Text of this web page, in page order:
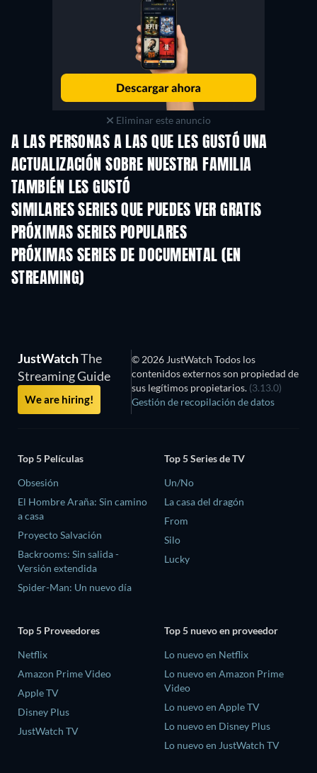
Eliminar este anuncio
A LAS PERSONAS A LAS QUE LES GUSTÓ UNA
ACTUALIZACIÓN SOBRE NUESTRA FAMILIA
TAMBIÉN LES GUSTÓ
TV
SIMILARES SERIES QUE PUEDES VER GRATIS
TV TV
PRÓXIMAS SERIES POPULARES
TV
PRÓXIMAS SERIES DE DOCUMENTAL (EN
STREAMING)Temporada 1
JustWatchThe
Streaming Guide
We are hiring!
© 2026 JustWatch Todos los
contenidos externos son propiedad de
sus legítimos propietarios. (3.13.0)
Gestión de recopilación de datos
Top 5 Películas
Obsesión
El Hombre Araña: Sin camino
a casa
Proyecto Salvación
Backrooms: Sin salida -
Versión extendida
Spider-Man: Un nuevo día
Top 5 Series de TV
Un/No
La casa del dragón
From
Silo
Lucky
Top 5 Proveedores
Netflix
Amazon Prime Video
Apple TV
Disney Plus
JustWatch TV
Top 5 nuevo en proveedor
Lo nuevo en Netflix
Lo nuevo en Amazon Prime
Video
Lo nuevo en Apple TV
Lo nuevo en Disney Plus
Lo nuevo en JustWatch TV